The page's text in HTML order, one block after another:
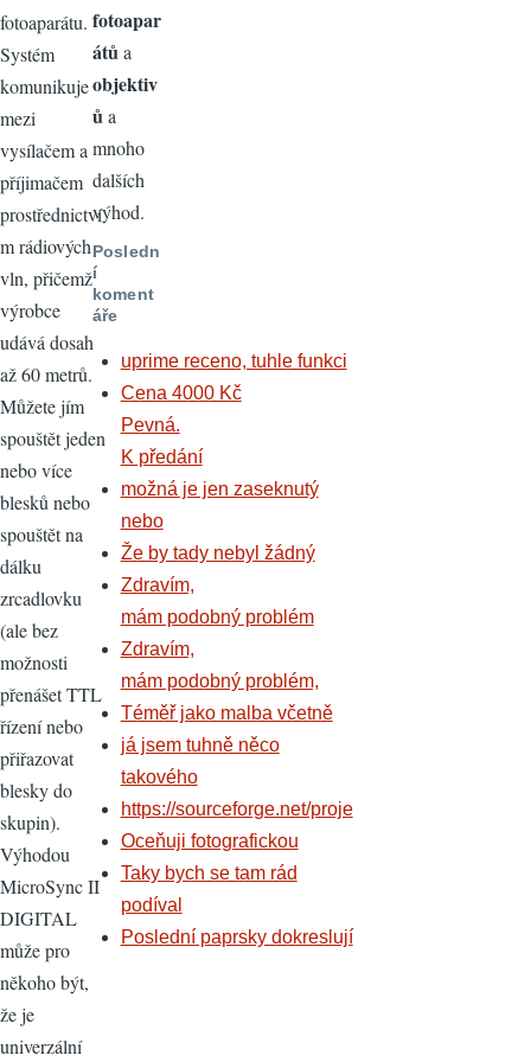
fotoaparátu.
Systém
komunikuje
mezi
vysílačem a
příjimačem
prostřednictví
m rádiových
vln, přičemž
výrobce
udává dosah
až 60 metrů.
Můžete jím
spouštět jeden
nebo více
blesků nebo
spouštět na
dálku
zrcadlovku
(ale bez
možnosti
přenášet TTL
řízení nebo
přiřazovat
blesky do
skupin).
Výhodou
MicroSync II
DIGITAL
může pro
někoho být,
že je
univerzální
fotoapar
átů a
objektiv
ů a
mnoho
dalších
výhod.
Posledn
í
koment
áře
uprime receno, tuhle funkci
Cena 4000 Kč
Pevná.
K předání
možná je jen zaseknutý
nebo
Že by tady nebyl žádný
Zdravím,
mám podobný problém
Zdravím,
mám podobný problém,
Téměř jako malba včetně
já jsem tuhně něco
takového
https://sourceforge.net/proje
Oceňuji fotografickou
Taky bych se tam rád
podíval
Poslední paprsky dokreslují